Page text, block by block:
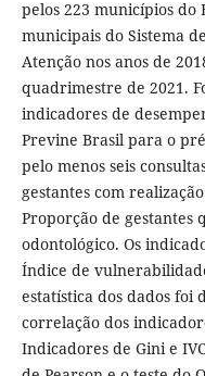
pelos 223 municípios do
municipais do Sistema
Atenção nos anos de
quadrimestre de 2021.
indicadores de
Previne Brasil para o
pelo menos seis
gestantes com
Proporção de gestantes
odontológico. Os
Índice de
estatística dos dados foi
correlação dos
Indicadores de Gini e